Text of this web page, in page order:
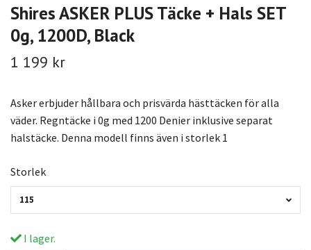
Shires ASKER PLUS Täcke + Hals SET
0g, 1200D, Black
1 199 kr
Asker erbjuder hållbara och prisvärda hästtäcken för alla
väder. Regntäcke i 0g med 1200 Denier inklusive separat
halstäcke. Denna modell finns även i storlek 1
Storlek
115
I lager.